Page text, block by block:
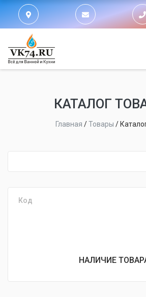
КАТАЛОГ
Главная /Товары /
Код
НАЛИЧИЕ